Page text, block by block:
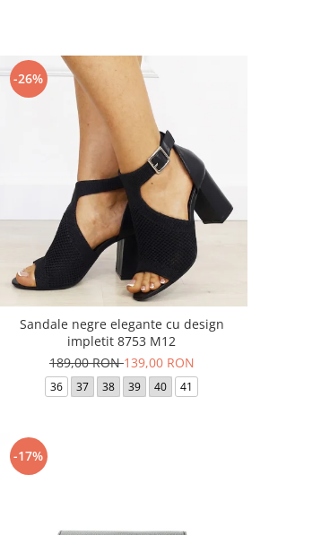
-26%
Sandale negre elegante cu design
impletit 8753 M12
189,00 RON139,00 RON
36 37 38 39 40 41
-17%